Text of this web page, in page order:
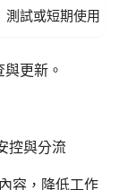
測試或短期使用
更新。
控與分流
容，降低工作